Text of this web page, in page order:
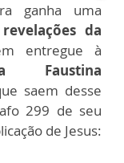
ganha uma
revelações da
entregue à
Faustina
saem desse
299 de seu
de Jesus: